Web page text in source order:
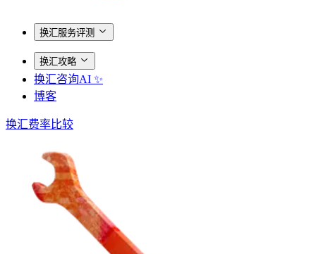
换汇服务评测
换汇攻略
换汇咨询AI ✨
博客
换汇费率比较